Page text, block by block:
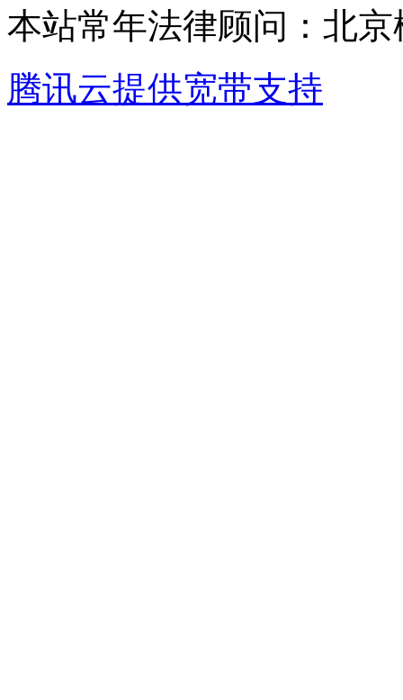
本站常年法律顾问：北
腾讯云提供宽带支持